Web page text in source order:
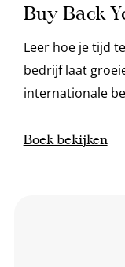
Buy Back
Leer hoe je tijd
bedrijf laat
internationale
Boek bekijken